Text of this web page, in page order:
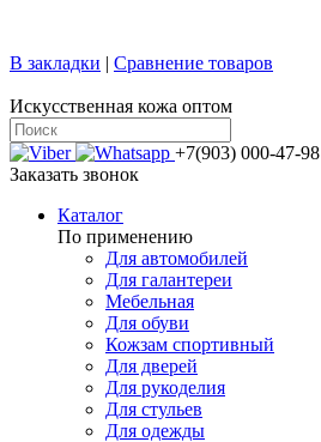
В закладки | Сравнение товаров
Искусственная кожа оптом
+7(903) 000-47-98
Заказать звонок
Каталог
По применению
Для автомобилей
Для галантереи
Мебельная
Для обуви
Кожзам спортивный
Для дверей
Для рукоделия
Для стульев
Для одежды